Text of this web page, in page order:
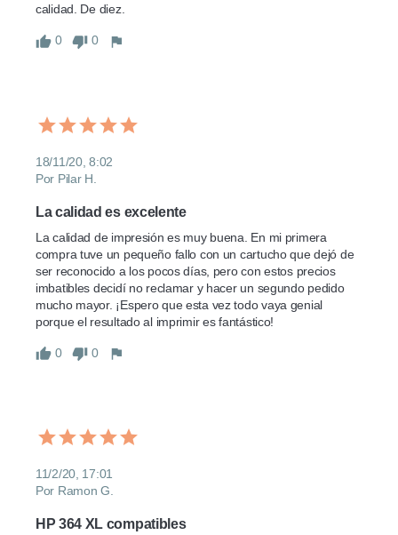
calidad. De diez.
0 0
18/11/20, 8:02
Por Pilar H.
La calidad es excelente
La calidad de impresión es muy buena. En mi primera
compra tuve un pequeño fallo con un cartucho que dejó de
ser reconocido a los pocos días, pero con estos precios
imbatibles decidí no reclamar y hacer un segundo pedido
mucho mayor. ¡Espero que esta vez todo vaya genial
porque el resultado al imprimir es fantástico!
0 0
11/2/20, 17:01
Por Ramon G.
HP 364 XL compatibles